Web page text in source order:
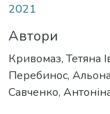
2021
Автори
Кривомаз, Тетяна
Перебинос,
Савченко,